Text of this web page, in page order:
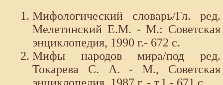
Мифологический словарь/Гл. ред.
Мелетинский Е.М. - М.: Советская
энциклопедия, 1990 г.- 672 с.
Мифы народов мира/под ред.
Токарева С. А. - М., Советская